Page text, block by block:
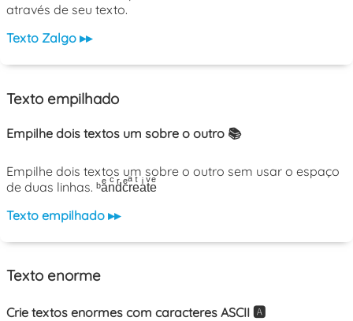
através de seu texto.
Texto Zalgo ▸▸
Texto empilhado
Empilhe dois textos um sobre o outro 📚
Empilhe dois textos um sobre o outro sem usar o espaço
de duas linhas. ᵇaͤnͨdͬcͤrͣeͭaͥtͮeͤ
Texto empilhado ▸▸
Texto enorme
Crie textos enormes com caracteres ASCII 🅰️